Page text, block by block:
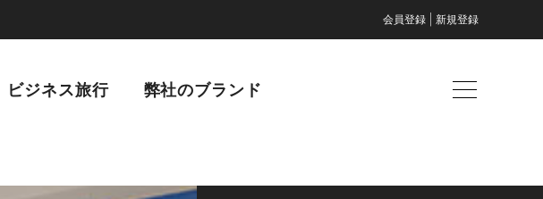
会員登録 新規登録
ビジネス旅行 弊社のブランド